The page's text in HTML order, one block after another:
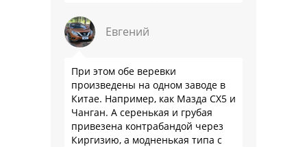
подтвердив статус …
Евгений
При этом обе веревки
произведены на одном заводе в
Китае. Например, как Мазда СХ5 и
Чанган. А серенькая и грубая
привезена контрабандой через
Киргизию, а модненькая типа с